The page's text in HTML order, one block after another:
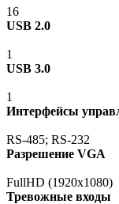
16
USB 2.0
1
USB 3.0
1
Интерфейсы
RS-485; RS-232
Разрешение VGA
FullHD (1920х1080)
Тревожные входы